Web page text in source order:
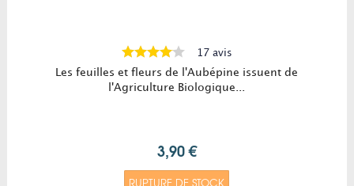
17 avis
Les feuilles et fleurs de l'Aubépine issuent de
l'Agriculture Biologique...
3,90 €
RUPTURE DE STOCK